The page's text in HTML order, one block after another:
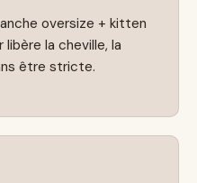
oversize + kitten
libère la cheville, la
être stricte.